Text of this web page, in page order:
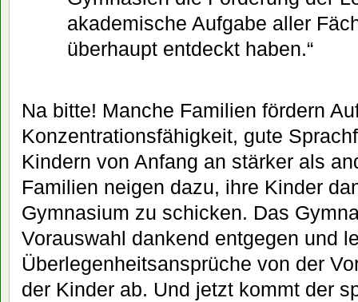
akademische Aufgabe aller
überhaupt entdeckt haben.“
Na bitte! Manche Familien fördern
Konzentrationsfähigkeit, gute
Kindern von Anfang an stärker als
Familien neigen dazu, ihre Kinder
Gymnasium zu schicken. Das
Vorauswahl dankend entgegen und
Überlegenheitsansprüche von der
der Kinder ab. Und jetzt kommt der